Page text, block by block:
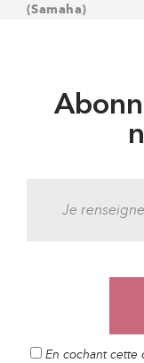
(Samaha)
En cochant cette